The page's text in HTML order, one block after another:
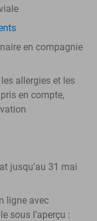
en compagnie
allergies et les
en compte,
jusqu'au 31 mai
ligne avec
sous l’aperçu :